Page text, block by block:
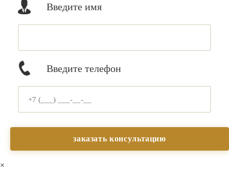
Введите имя
Введите телефон
×